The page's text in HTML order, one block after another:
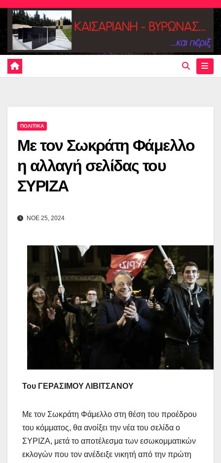
Skip
content
ΠΟΛΙΤΙΚΑ
Με τον Σωκράτη Φάμελλο
η αλλαγή σελίδας του
ΣΥΡΙΖΑ
ΝΟΕ 25, 2024
Του ΓΕΡΑΣΙΜΟΥ ΛΙΒΙΤΣΑΝΟΥ
Με τον Σωκράτη Φάμελλο στη θέση του προέδρου
του κόμματος, θα ανοίξει την νέα του σελίδα ο
ΣΥΡΙΖΑ, μετά το αποτέλεσμα των εσωκομματικών
εκλογών που τον ανέδειξε νικητή από την πρώτη